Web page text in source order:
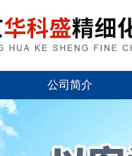
公司简介